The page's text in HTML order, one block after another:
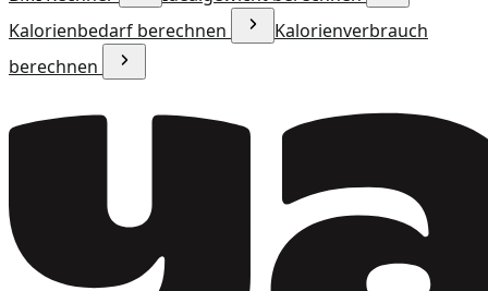
Kalorienbedarf berechnen
Kalorienverbrauch
berechnen